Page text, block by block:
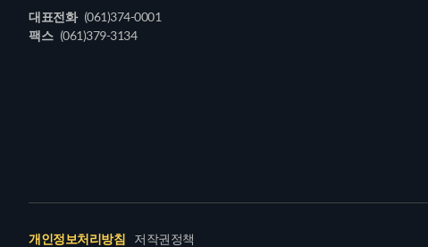
대표전화 (061)374-0001
팩스 (061)379-3134
개인정보처리방침 저작권정책